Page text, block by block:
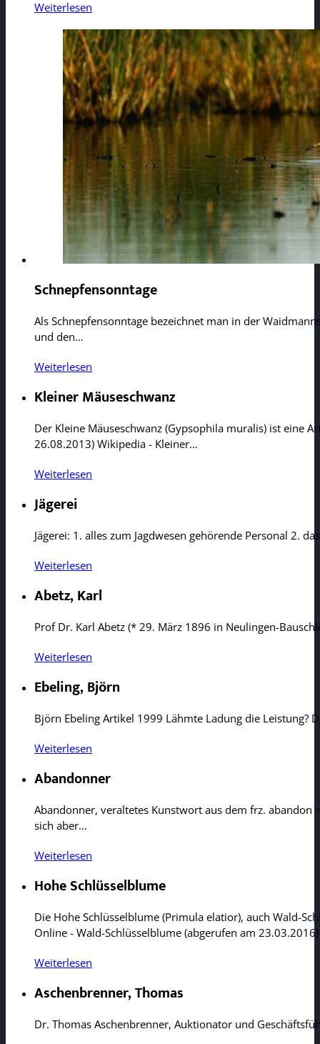
Weiterlesen
Schnepfensonntage
Als Schnepfensonntage bezeichnet man in der
und den…
Weiterlesen
Kleiner Mäuseschwanz
Der Kleine Mäuseschwanz (Gypsophila muralis) ist eine
26.08.2013) Wikipedia - Kleiner…
Weiterlesen
Jägerei
Jägerei: 1. alles zum Jagdwesen gehörende Personal 2.
Weiterlesen
Abetz, Karl
Prof Dr. Karl Abetz (* 29. März 1896 in Neulingen-
Weiterlesen
Ebeling, Björn
Björn Ebeling Artikel 1999 Lähmte Ladung die Leistung?
Weiterlesen
Abandonner
Abandonner, veraltetes Kunstwort aus dem frz. abandon
sich aber…
Weiterlesen
Hohe Schlüsselblume
Die Hohe Schlüsselblume (Primula elatior), auch Wald-
Online - Wald-Schlüsselblume (abgerufen am
Weiterlesen
Aschenbrenner, Thomas
Dr. Thomas Aschenbrenner, Auktionator und